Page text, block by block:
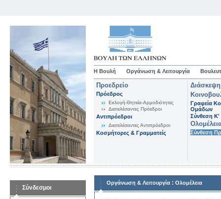
Η Βουλή Οργάνωση & Λειτουργία
Προεδρείο
Πρόεδρος
Εκλογή-Θητεία-Αρμοδιότητες
Διατελέσαντες Πρόεδροι
Αντιπρόεδροι
Διατελέσαντες Αντιπρόεδροι
Κοσμήτορες & Γραμματείς
Γραφεία
Ομάδων
Σύνθεση K'
Σύνθεση
Σύνδεσμοι
Οργάνωση & Λειτουργία : Ολομέλεια